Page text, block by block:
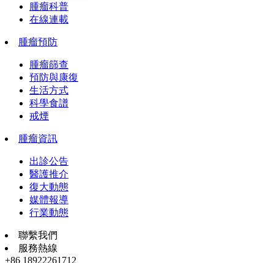
腫瘤科普
在線連載
腫瘤預防
腫瘤篩查
預防與康復
生活方式
科學食譜
戒煙
腫瘤資訊
出診公告
醫護推介
復大動態
媒體報導
行業動態
聯繫我們
服務熱線
+86 18922261712